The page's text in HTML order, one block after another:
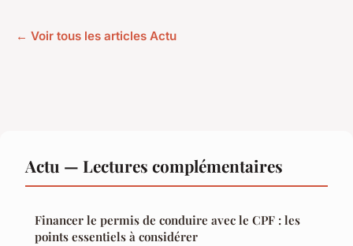
← Voir tous les articles Actu
Actu — Lectures complémentaires
Financer le permis de conduire avec le CPF : les
points essentiels à considérer